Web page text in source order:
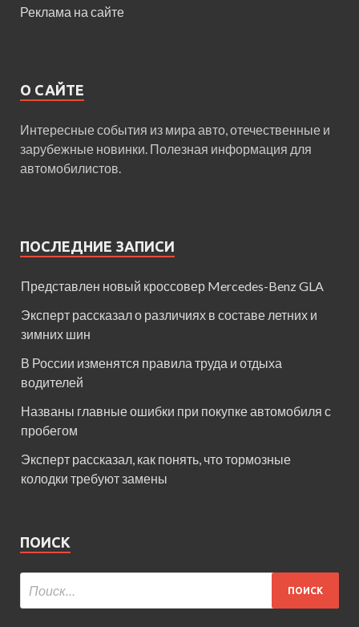
Реклама на сайте
О САЙТЕ
Интересные события из мира авто, отечественные и
зарубежные новинки. Полезная информация для
автомобилистов.
ПОСЛЕДНИЕ ЗАПИСИ
Представлен новый кроссовер Mercedes-Benz GLA
Эксперт рассказал о различиях в составе летних и
зимних шин
В России изменятся правила труда и отдыха
водителей
Названы главные ошибки при покупке автомобиля с
пробегом
Эксперт рассказал, как понять, что тормозные
колодки требуют замены
ПОИСК